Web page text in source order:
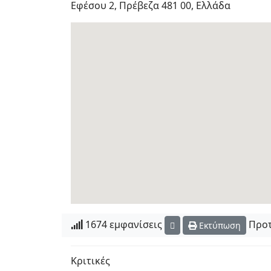
Εφέσου 2, Πρέβεζα 481 00, Ελλάδα
1674 εμφανίσεις Εκτύπωση
Κριτικές